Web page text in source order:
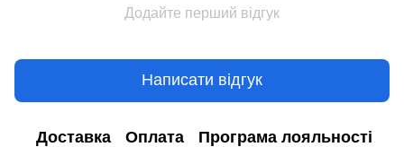
Додайте перший відгук
Написати відгук
Доставка Оплата Програма лояльності